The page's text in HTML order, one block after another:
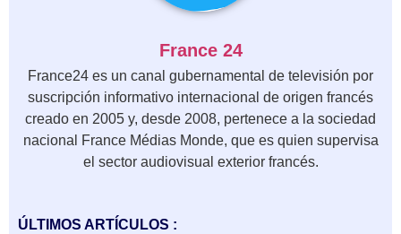
France 24
France24 es un canal gubernamental de televisión por
suscripción informativo internacional de origen francés
creado en 2005 y, desde 2008, pertenece a la sociedad
nacional France Médias Monde, que es quien supervisa
el sector audiovisual exterior francés.
ÚLTIMOS ARTÍCULOS :